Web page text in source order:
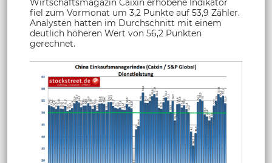
fiel zum Vormonat um 3,2 Punkte auf 53,9 Zähler.
Analysten hatten im Durchschnitt mit einem
deutlich höheren Wert von 56,2 Punkten
gerechnet.